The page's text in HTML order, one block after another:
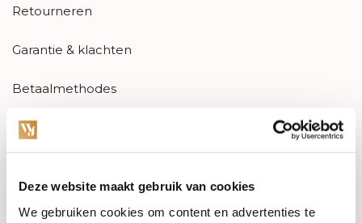
Deze website maakt gebruik van cookies
We gebruiken cookies om content en advertenties te
Retourneren
Garantie & klachten
Betaalmethodes
Sitemap
Categorieën
Horloges